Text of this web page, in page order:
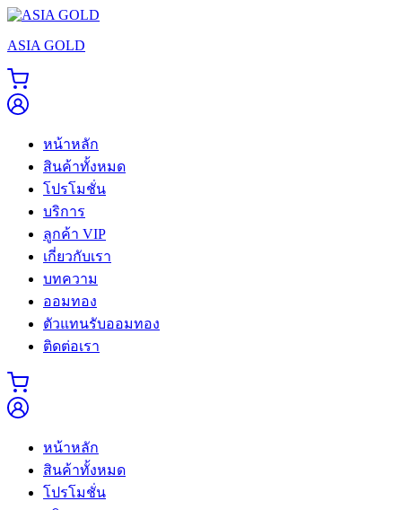
Skip
content
ASIA GOLD
หน้าหลัก
สินค้าทั้งหมด
โปรโมชั่น
บริการ
ลูกค้า VIP
เกี่ยวกับเรา
บทความ
ออมทอง
ตัวแทนรับออมทอง
ติดต่อเรา
หน้าหลัก
สินค้าทั้งหมด
โปรโมชั่น